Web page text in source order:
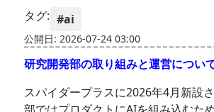
タグ: #ai
公開日: 2026-07-24 03:00
研究開発部の取り組みと運営につい
スパイダープラスに2026年4月新設